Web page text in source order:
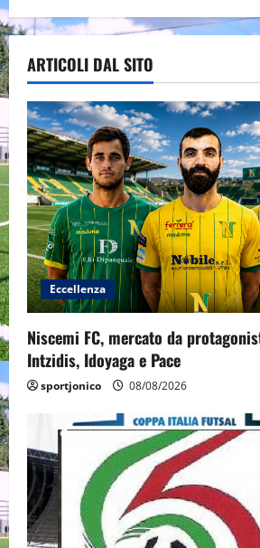
ARTICOLI DAL SITO
Eccellenza
Niscemi FC, mercato da
Intzidis, Idoyaga e Pace
sportjonico 08/08/2026